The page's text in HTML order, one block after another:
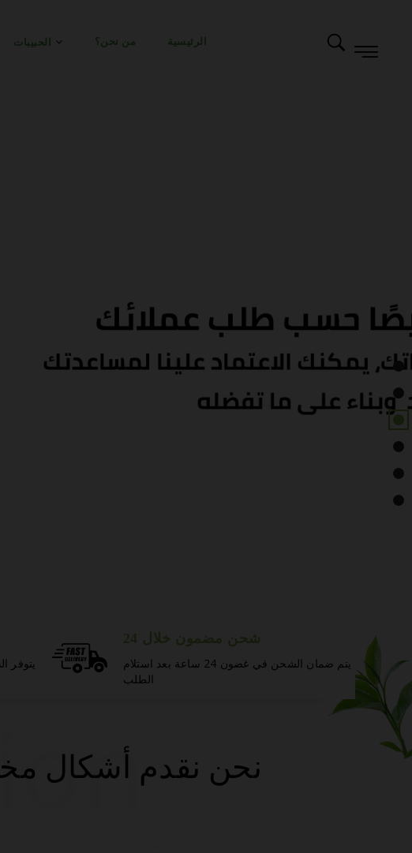
الحبيبات من نحن؟ الرئيسية
يتوفر
شحن مضمون خلال 24
يتم ضمان الشحن في غضون 24 ساعة بعد استلام
الطلب
نحن نقدم أشكال